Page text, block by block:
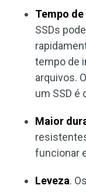
Tempo
SSDs
tempo de
arquivos.
um SSD é
Maior
funcionar
Leveza.